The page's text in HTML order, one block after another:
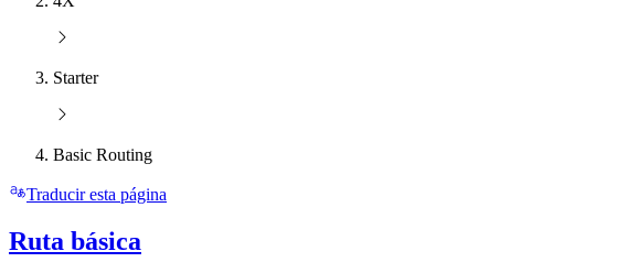
Starter
Basic Routing
Traducir esta página
Ruta básica